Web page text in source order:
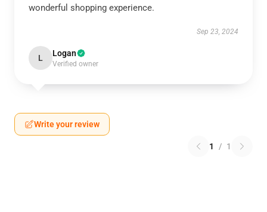
wonderful shopping experience.
Sep 23, 2024
L Logan
Verified owner
Write your review
1 / 1